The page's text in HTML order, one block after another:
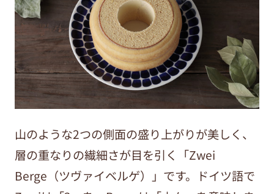
山のような2つの側面の盛り上がりが美しく、
層の重なりの繊細さが目を引く「Zwei
Berge（ツヴァイベルゲ）」です。ドイツ語で